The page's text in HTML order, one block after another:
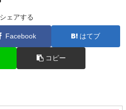
シェアする
Facebook はてブ
コピー